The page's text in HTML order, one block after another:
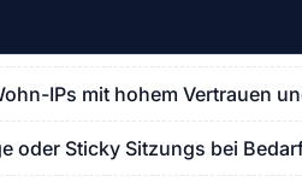
IPs mit hohem Vertrauen
oder Sticky Sitzungs bei